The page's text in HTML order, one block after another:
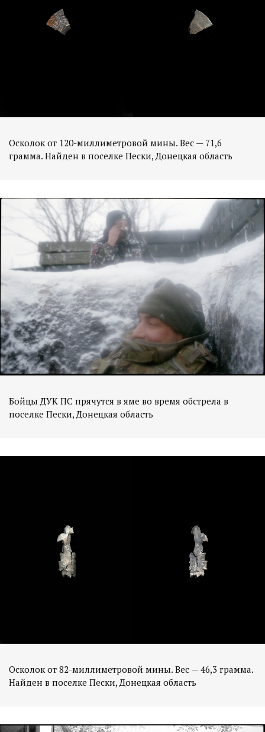
Осколок от 120-миллиметровой мины. Вес — 71,6
грамма. Найден в поселке Пески, Донецкая область
Бойцы ДУК ПС прячутся в яме во время обстрела в
поселке Пески, Донецкая область
Осколок от 82-миллиметровой мины. Вес — 46,3 грамма.
Найден в поселке Пески, Донецкая область